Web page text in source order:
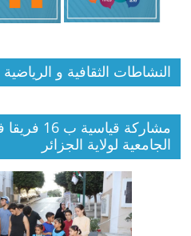
النشاطات الثقافية و الرياضية
مشاركة
الجامعية لولاية الجزائر